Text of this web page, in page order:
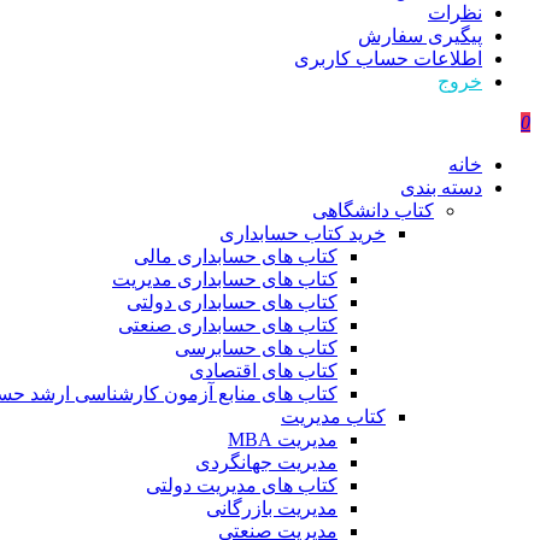
نظرات
پیگیری سفارش
اطلاعات حساب كاربری
خروج
0
خانه
دسته بندی
کتاب دانشگاهی
خرید کتاب حسابداری
کتاب های حسابداری مالی
کتاب های حسابداری مدیریت
کتاب های حسابداری دولتی
کتاب های حسابداری صنعتی
کتاب های حسابرسی
کتاب های اقتصادی
کتاب های منابع آزمون کارشناسی ارشد
کتاب مدیریت
مدیریت MBA
مدیریت جهانگردی
کتاب های مدیریت دولتی
مدیریت بازرگانی
مدیریت صنعتی